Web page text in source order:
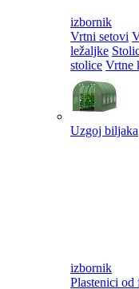
izbornik
Vrtni setovi
ležaljke
stolice Vrtne
Uzgoj biljaka
izbornik
Plastenici od